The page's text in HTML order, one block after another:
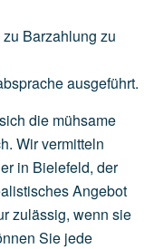
zu Barzahlung zu
ausgeführt.
die mühsame
Wir vermitteln
in Bielefeld, der
Angebot
zulässig, wenn sie
Sie jede